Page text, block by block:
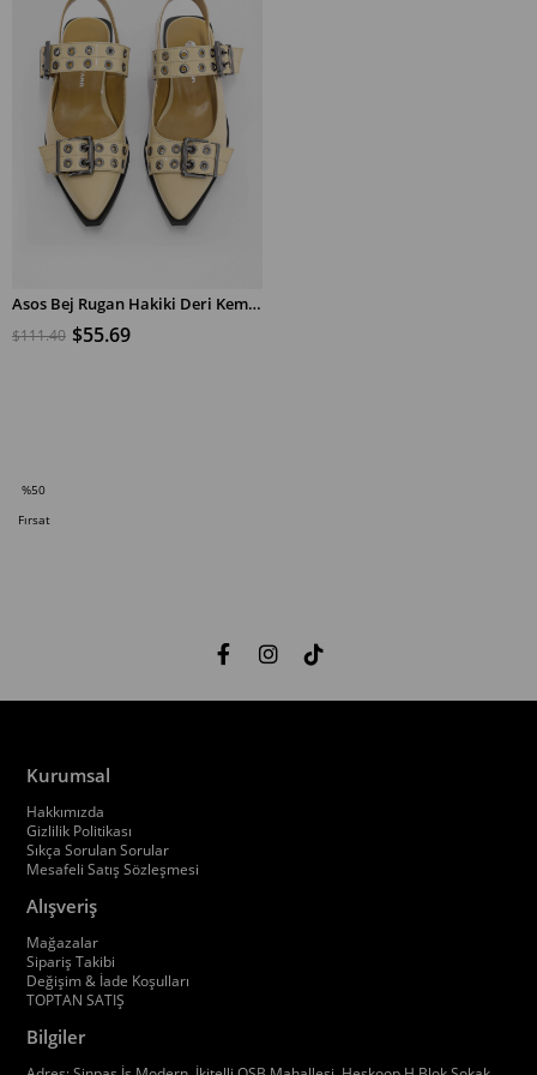
Asos Bej Rugan Hakiki Deri Kemer Aksesuarlı Babet
$55.69
$111.40
%50
İndirim
Fırsat
Kurumsal
Hakkımızda
Gizlilik Politikası
Sıkça Sorulan Sorular
Mesafeli Satış Sözleşmesi
Alışveriş
Mağazalar
Sipariş Takibi
Değişim & İade Koşulları
TOPTAN SATIŞ
Bilgiler